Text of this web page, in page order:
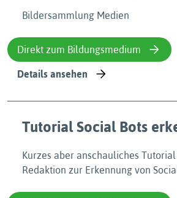
Bildersammlung Medien
Direkt zum Bildungsmedium
Details ansehen
Tutorial Social Bots
Kurzes aber anschauliches
Redaktion zur Erkennung von